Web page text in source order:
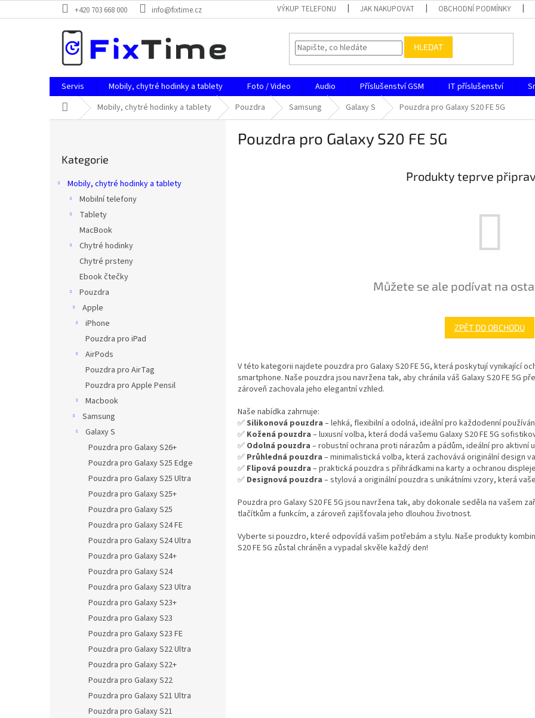
na
+420 703 668 000 info@fixtime.cz VÝKUP TELEFONU JAK NAKUPOVAT OBCHODNÍ PODMÍNKY
HLEDAT
Servis Mobily, chytré hodinky a tablety Foto / Video Audio Příslušenství GSM IT příslušenství
Domů Mobily, chytré hodinky a tablety Pouzdra Samsung Galaxy S Pouzdra pro Galaxy S20 FE 5G
kategorie
Kategorie
Mobily, chytré hodinky a tablety
Mobilní telefony
Tablety
MacBook
Chytré hodinky
Chytré prsteny
Ebook čtečky
Pouzdra
Apple
iPhone
Pouzdra pro iPad
AirPods
Pouzdra pro AirTag
Pouzdra pro Apple Pensil
Macbook
Samsung
Galaxy S
Pouzdra pro Galaxy S26+
Pouzdra pro Galaxy S25 Edge
Pouzdra pro Galaxy S25 Ultra
Pouzdra pro Galaxy S25+
Pouzdra pro Galaxy S25
Pouzdra pro Galaxy S24 FE
Pouzdra pro Galaxy S24 Ultra
Pouzdra pro Galaxy S24+
Pouzdra pro Galaxy S24
Pouzdra pro Galaxy S23 Ultra
Pouzdra pro Galaxy S23+
Pouzdra pro Galaxy S23
Pouzdra pro Galaxy S23 FE
Pouzdra pro Galaxy S22 Ultra
Pouzdra pro Galaxy S22+
Pouzdra pro Galaxy S22
Pouzdra pro Galaxy S21 Ultra
Pouzdra pro Galaxy S21
Pouzdra pro Galaxy S20 FE 5G
Produkty teprve
Můžete se ale podívat na
ZPĚT DO OBCHODU
V této kategorii najdete pouzdra pro Galaxy S20 FE 5G, která poskytují vynikající
smartphone. Naše pouzdra jsou navržena tak, aby chránila váš Galaxy S20 FE 5G
zároveň zachovala jeho elegantní vzhled.
Naše nabídka zahrnuje:
✅Silikonová pouzdra – lehká, flexibilní a odolná, ideální pro každodenní
✅ Kožená pouzdra – luxusní volba, která dodá vašemu Galaxy S20 FE 5G
✅ Odolná pouzdra – robustní ochrana proti nárazům a pádům, ideální pro aktivní
✅ Průhledná pouzdra – minimalistická volba, která zachovává originální design
✅ Flipová pouzdra – praktická pouzdra s přihrádkami na karty a ochranou
✅ Designová pouzdra – stylová a originální pouzdra s unikátními vzory, která
Pouzdra pro Galaxy S20 FE 5G jsou navržena tak, aby dokonale seděla na vašem
tlačítkům a funkcím, a zároveň zajišťovala jeho dlouhou životnost.
Vyberte si pouzdro, které odpovídá vašim potřebám a stylu. Naše produkty
S20 FE 5G zůstal chráněn a vypadal skvěle každý den!